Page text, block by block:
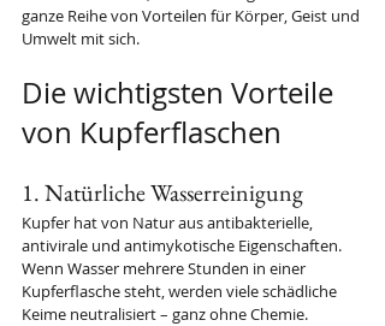
ganze Reihe von Vorteilen für Körper, Geist und
Umwelt mit sich.
Die wichtigsten Vorteile
von Kupferflaschen
1. Natürliche Wasserreinigung
Kupfer hat von Natur aus antibakterielle,
antivirale und antimykotische Eigenschaften.
Wenn Wasser mehrere Stunden in einer
Kupferflasche steht, werden viele schädliche
Keime neutralisiert – ganz ohne Chemie.